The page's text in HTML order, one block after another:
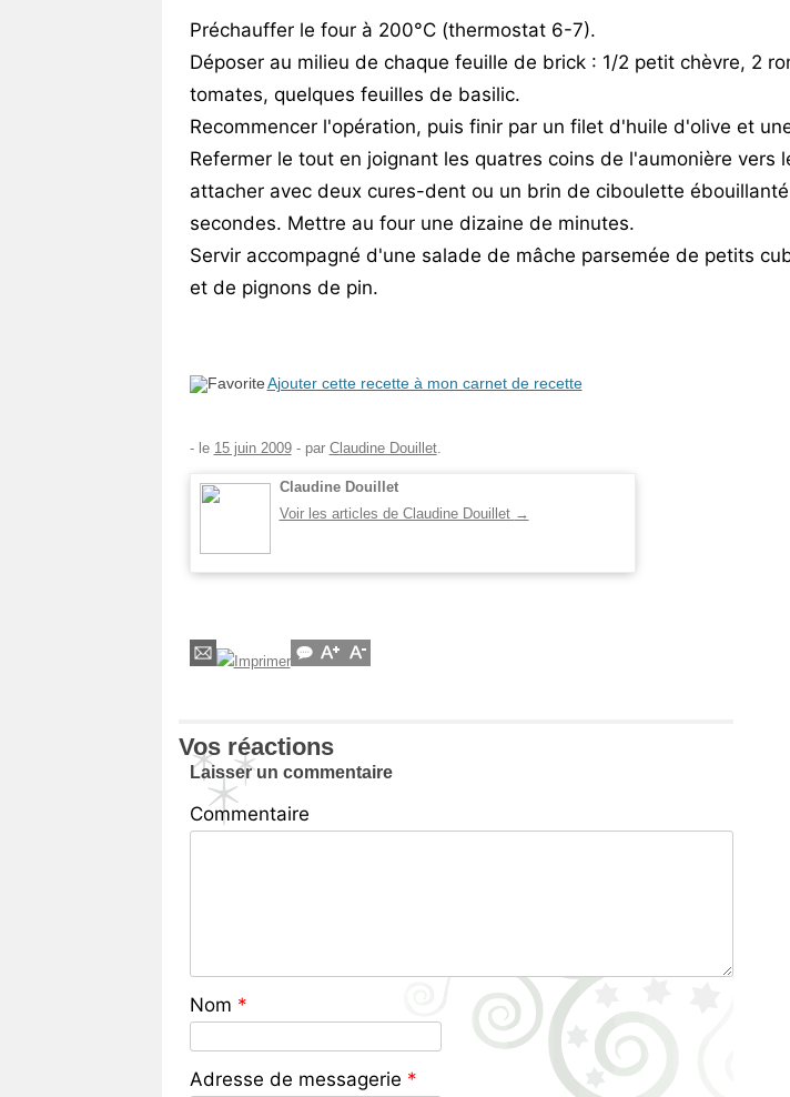
Préchauffer le four à 200°C (thermostat 6-7).
Déposer au milieu de chaque feuille de brick : 1/2 petit chèvre, 2
tomates, quelques feuilles de basilic.
Recommencer l'opération, puis finir par un filet d'huile d'olive et
Refermer le tout en joignant les quatres coins de l'aumonière vers
attacher avec deux cures-dent ou un brin de ciboulette
secondes. Mettre au four une dizaine de minutes.
Servir accompagné d'une salade de mâche parsemée de petits
et de pignons de pin.
Ajouter cette recette à mon carnet de recette
- le 15 juin 2009- par Claudine Douillet.
Claudine Douillet
Voir les articles de Claudine Douillet →
Vos réactions
Laisser un commentaire
Commentaire
Nom *
Adresse de messagerie *